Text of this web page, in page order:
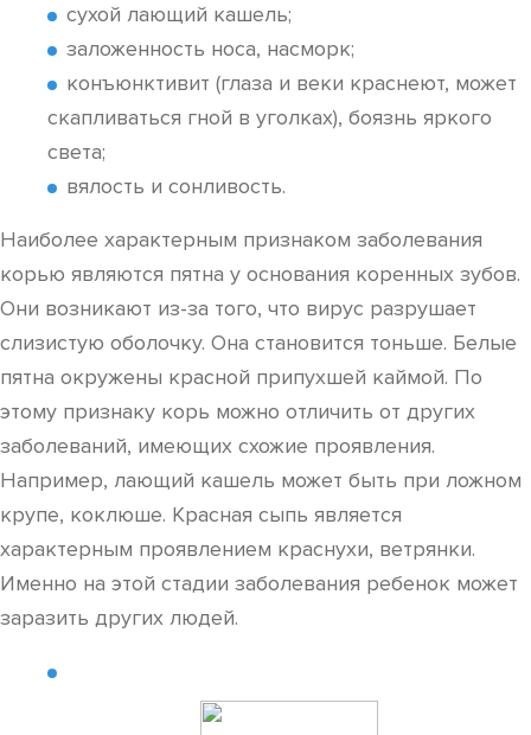
сухой лающий кашель;
заложенность носа, насморк;
конъюнктивит (глаза и веки краснеют, может
скапливаться гной в уголках), боязнь яркого
света;
вялость и сонливость.
Наиболее характерным признаком заболевания
корью являются пятна у основания коренных зубов.
Они возникают из-за того, что вирус разрушает
слизистую оболочку. Она становится тоньше. Белые
пятна окружены красной припухшей каймой. По
этому признаку корь можно отличить от других
заболеваний, имеющих схожие проявления.
Например, лающий кашель может быть при ложном
крупе, коклюше. Красная сыпь является
характерным проявлением краснухи, ветрянки.
Именно на этой стадии заболевания ребенок может
заразить других людей.